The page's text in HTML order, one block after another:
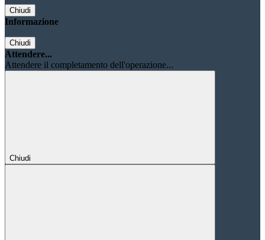
Chiudi
Informazione
Chiudi
Attendere...
Attendere il completamento dell'operazione...
Chiudi